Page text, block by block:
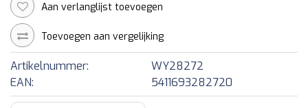
Aan verlanglijst toevoegen
Toevoegen aan vergelijking
Artikelnummer:
WY28272
EAN:
5411693282720